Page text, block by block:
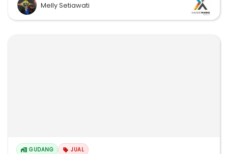
Melly Setiawati
GUDANG JUAL